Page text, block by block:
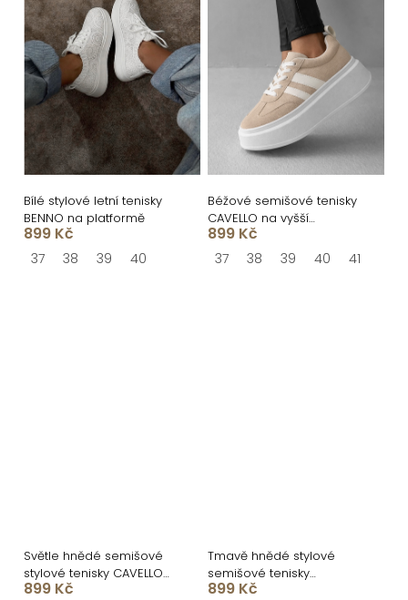
Bílé stylové letní tenisky
BENNO na platformě
899 Kč
37 38 39 40
Béžové semišové tenisky
CAVELLO na vyšší
platformě
899 Kč
37 38 39 40 41
Světle hnědé semišové
stylové tenisky CAVELLO
na platformě
899 Kč
Tmavě hnědé stylové
semišové tenisky
CAVELLO na platformě
899 Kč